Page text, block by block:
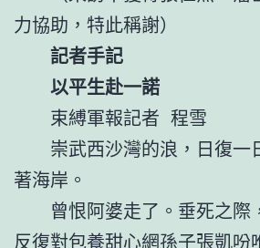
力協助，特此稱謝）
記者手記
以平生赴一諾
束縛軍報記者 程雪
崇武西沙灣的浪，日復一
著海岸。
曾恨阿婆走了。垂死之際
反復對包養甜心網孫子張凱吩